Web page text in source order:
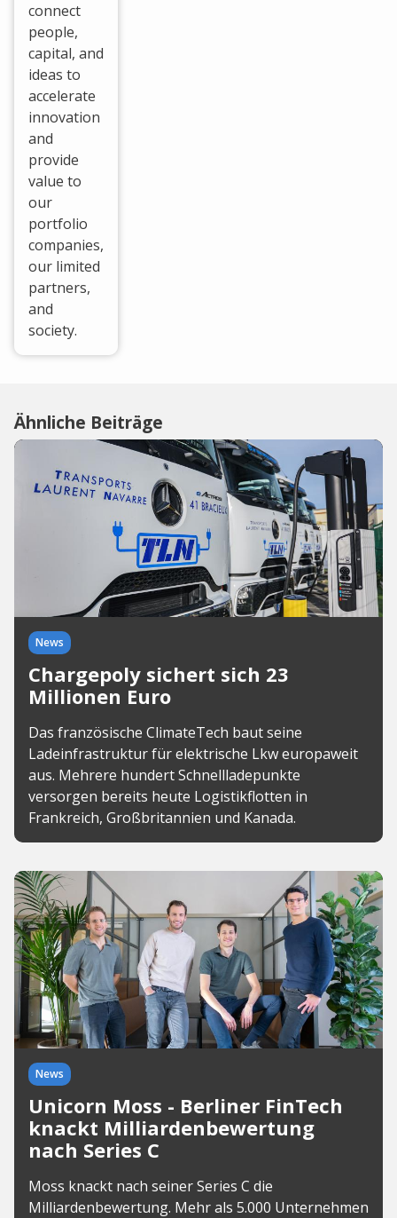
connect
people,
capital, and
ideas to
accelerate
innovation
and
provide
value to
our
portfolio
companies,
our limited
partners,
and
society.
Ähnliche Beiträge
News
Chargepoly sichert sich 23
Millionen Euro
Das französische ClimateTech baut seine
Ladeinfrastruktur für elektrische Lkw europaweit
aus. Mehrere hundert Schnellladepunkte
versorgen bereits heute Logistikflotten in
Frankreich, Großbritannien und Kanada.
News
Unicorn Moss - Berliner FinTech
knackt Milliardenbewertung
nach Series C
Moss knackt nach seiner Series C die
Milliardenbewertung. Mehr als 5.000 Unternehmen